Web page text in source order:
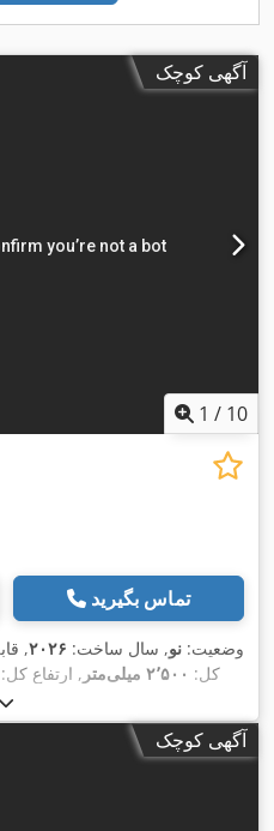
آگهی کوچک
1 / 10
تماس بگیرید
وضعیت: نو, سال ساخت: ۲۰۲۶,
کل: ۲٬۵۰۰ میلی‌متر , ارتفاع کل:
آگهی کوچک